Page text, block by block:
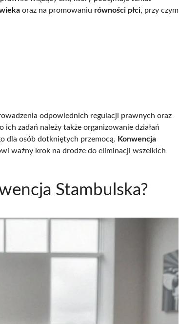
oraz na promowaniu równości płci, przy czym
odpowiednich regulacji prawnych oraz
zadań należy także organizowanie działań
dla osób dotkniętych przemocą. Konwencja
ważny krok na drodze do eliminacji wszelkich
Stambulska?